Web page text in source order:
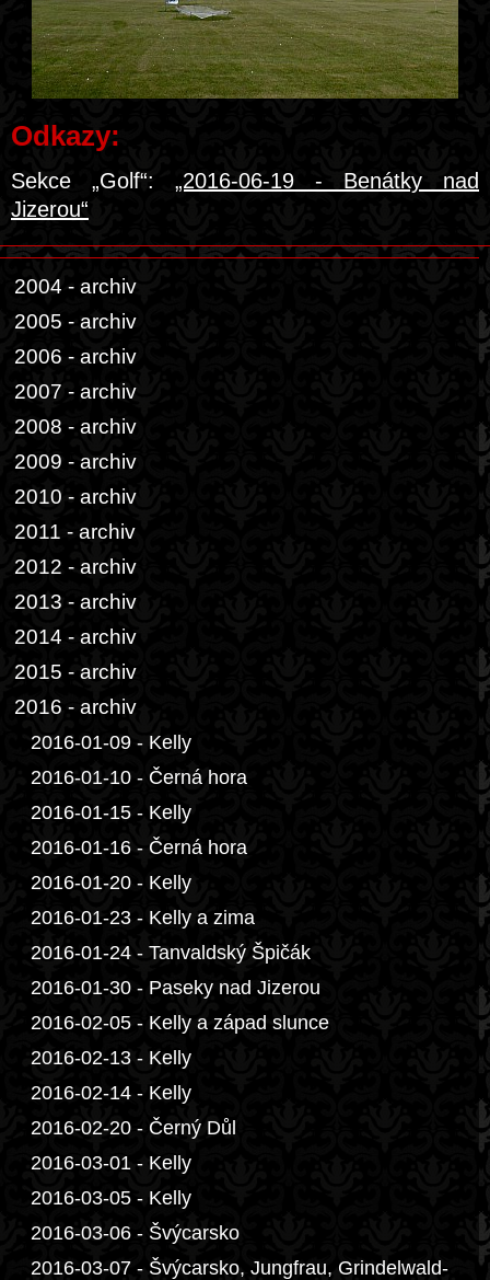
Odkazy:
Sekce „Golf“: „2016-06-19 - Benátky nad
Jizerou“
2004 - archiv
2005 - archiv
2006 - archiv
2007 - archiv
2008 - archiv
2009 - archiv
2010 - archiv
2011 - archiv
2012 - archiv
2013 - archiv
2014 - archiv
2015 - archiv
2016 - archiv
2016-01-09 - Kelly
2016-01-10 - Černá hora
2016-01-15 - Kelly
2016-01-16 - Černá hora
2016-01-20 - Kelly
2016-01-23 - Kelly a zima
2016-01-24 - Tanvaldský Špičák
2016-01-30 - Paseky nad Jizerou
2016-02-05 - Kelly a západ slunce
2016-02-13 - Kelly
2016-02-14 - Kelly
2016-02-20 - Černý Důl
2016-03-01 - Kelly
2016-03-05 - Kelly
2016-03-06 - Švýcarsko
2016-03-07 - Švýcarsko, Jungfrau, Grindelwald-